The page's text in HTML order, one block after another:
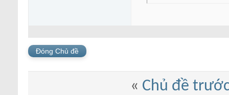
Đóng Chủ đề
« Chủ đề